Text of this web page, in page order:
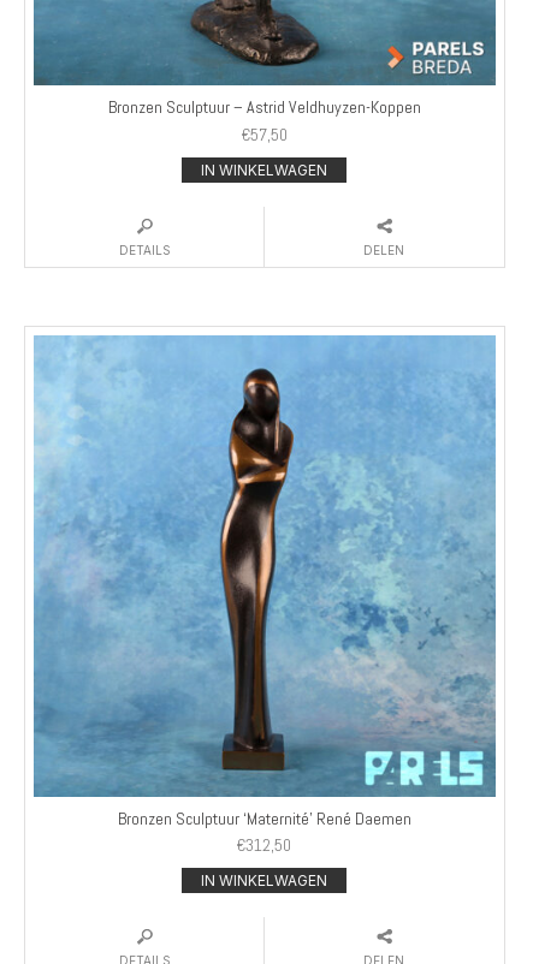
Bronzen Sculptuur – Astrid Veldhuyzen-Koppen
€57,50
IN WINKELWAGEN
DETAILS DELEN
Bronzen Sculptuur ‘Maternité’ René Daemen
€312,50
IN WINKELWAGEN
DETAILS DELEN